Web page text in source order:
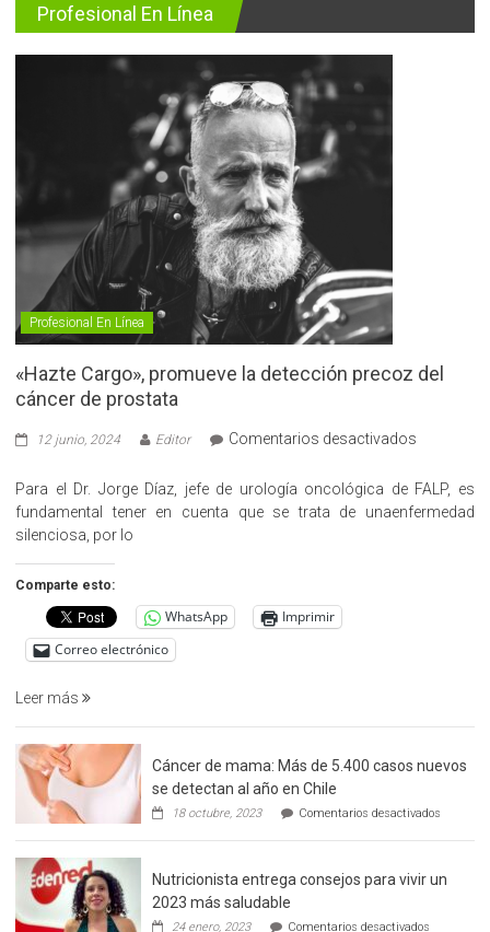
Profesional En Línea
Profesional En Línea
«Hazte Cargo», promueve la detección precoz del
cáncer de prostata
12 junio, 2024 Editor Comentarios desactivados
Cargo»,
promueve
Para el Dr. Jorge Díaz, jefe de urología oncológica de FALP, es
fundamental tener en cuenta que se trata de unaenfermedad
silenciosa, por lo
Comparte esto:
WhatsApp
Imprimir
Correo electrónico
Leer más
Cáncer de mama: Más de 5.400 casos nuevos
se detectan al año en Chile
18 octubre, 2023 Comentarios desactivados
de
Más
Nutricionista entrega consejos para vivir un
2023 más saludable
24 enero, 2023 Comentarios desactivados